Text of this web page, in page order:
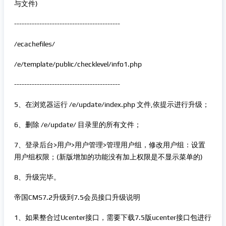
与文件)
------------------------------------------
/ecachefiles/
/e/template/public/checklevel/info1.php
------------------------------------------
5、在浏览器运行 /e/update/index.php 文件,依提示进行升级；
6、删除 /e/update/ 目录里的所有文件；
7、登录后台>用户>用户管理>管理用户组，修改用户组：设置
用户组权限；(新版增加的功能没有加上权限是不显示菜单的)
8、升级完毕。
帝国CMS7.2升级到7.5会员接口升级说明
1、如果整合过Ucenter接口，需要下载7.5版ucenter接口包进行